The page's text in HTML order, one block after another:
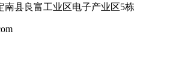
南县良富工业区电子产业区5栋